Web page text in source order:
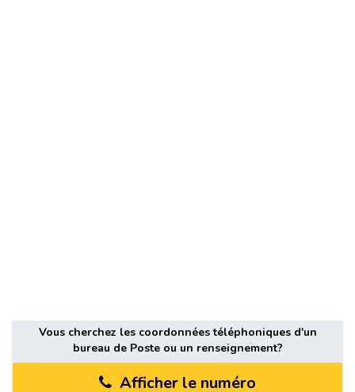
Vous cherchez les coordonnées téléphoniques d'un
bureau de Poste ou un renseignement?
Afficher le numéro